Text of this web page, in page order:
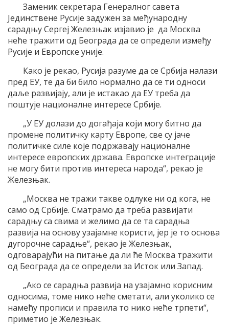
Заменик секретара Генералног савета
Јединствене Русије задужен за међународну
сарадњу Сергеј Железњак изјавио је да Москва
неће тражити од Београда да се определи између
Русије и Европске уније.
Како је рекао, Русија разуме да се Србија налази
пред ЕУ, те да би било нормално да се ти односи
даље развијају, али је истакао да ЕУ треба да
поштује националне интересе Србије.
„У ЕУ долази до догађаја који могу битно да
промене политичку карту Европе, све су јаче
политичке силе које подржавају националне
интересе европских држава. Европске интеграције
не могу бити против интереса народа“, рекао је
Железњак.
„Москва не тражи такве одлуке ни од кога, не
само од Србије. Сматрамо да треба развијати
сарадњу са свима и желимо да се та сарадња
развија на основу узајамне користи, јер је то основа
дугорочне сарадње“, рекао је Железњак,
одговарајући на питање да ли ће Москва тражити
од Београда да се определи за Исток или Запад.
„Ако се сарадња развија на узајамно корисним
односима, томе нико неће сметати, али уколико се
намећу прописи и правила то нико неће трпети“,
приметио је Железњак.